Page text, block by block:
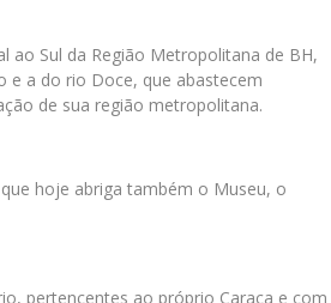
ao Sul da Região Metropolitana de BH,
e a do rio Doce, que abastecem
de sua região metropolitana.
hoje abriga também o Museu, o
pertencentes ao próprio Caraça e com